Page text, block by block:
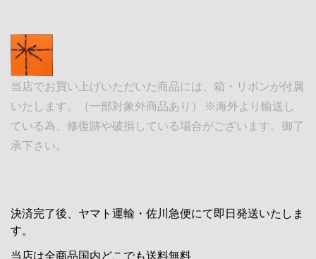
当店でお買い上げいただいた商品には、箱・リボンが付属
いたします。（一部対象外商品あり） ※海外より輸送し
ている為、修復跡や破損している場合がございます。御了
承下さい。
決済完了後、ヤマト運輸・佐川急便にて即日発送いたしま
す。
当店は全商品国内どこでも送料無料